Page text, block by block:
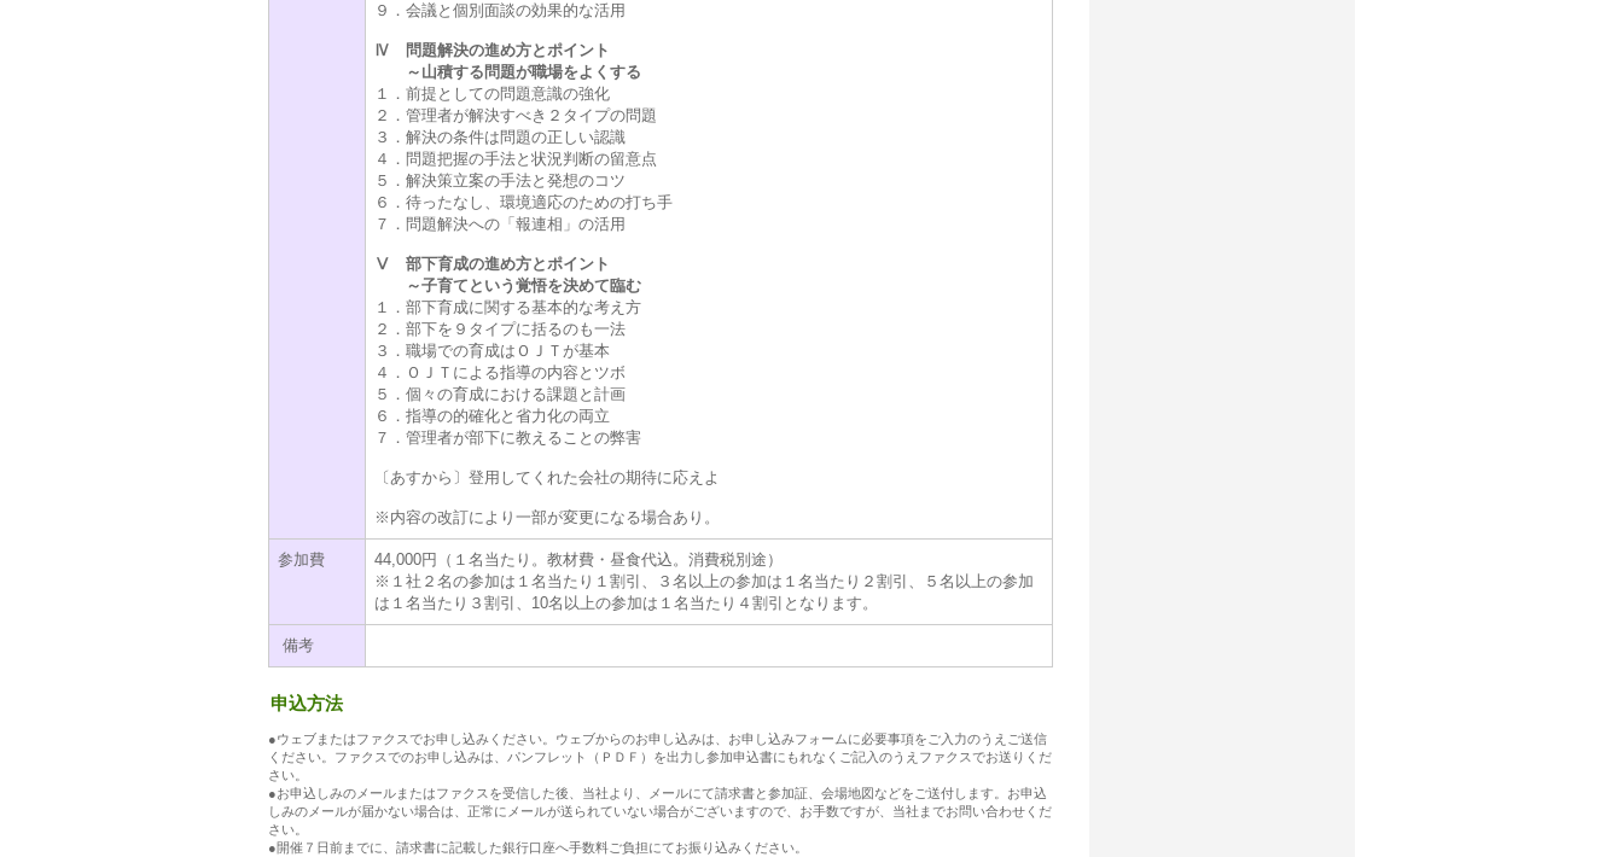
９．会議と個別面談の効果的な活用
Ⅳ 問題解決の進め方とポイント
～山積する問題が職場をよくする
１．前提としての問題意識の強化
２．管理者が解決すべき２タイプの問題
３．解決の条件は問題の正しい認識
４．問題把握の手法と状況判断の留意点
５．解決策立案の手法と発想のコツ
６．待ったなし、環境適応のための打ち手
７．問題解決への「報連相」の活用
Ⅴ 部下育成の進め方とポイント
～子育てという覚悟を決めて臨む
１．部下育成に関する基本的な考え方
２．部下を９タイプに括るのも一法
３．職場での育成はＯＪＴが基本
４．ＯＪＴによる指導の内容とツボ
５．個々の育成における課題と計画
６．指導の的確化と省力化の両立
７．管理者が部下に教えることの弊害
〔あすから〕登用してくれた会社の期待に応えよ
※内容の改訂により一部が変更になる場合あり。
参加費
44,000円（１名当たり。教材費・昼食代込。消費税別途）
※１社２名の参加は１名当たり１割引、３名以上の参加は１名当たり２割引、５名以上の参加
は１名当たり３割引、10名以上の参加は１名当たり４割引となります。
備考
申込方法
●ウェブまたはファクスでお申し込みください。ウェブからのお申し込みは、お申し込みフォームに必要事項をご入力のうえご送信
ください。ファクスでのお申し込みは、パンフレット（ＰＤＦ）を出力し参加申込書にもれなくご記入のうえファクスでお送りくだ
さい。
●お申込しみのメールまたはファクスを受信した後、当社より、メールにて請求書と参加証、会場地図などをご送付します。お申込
しみのメールが届かない場合は、正常にメールが送られていない場合がございますので、お手数ですが、当社までお問い合わせくだ
さい。
●開催７日前までに、請求書に記載した銀行口座へ手数料ご負担にてお振り込みください。